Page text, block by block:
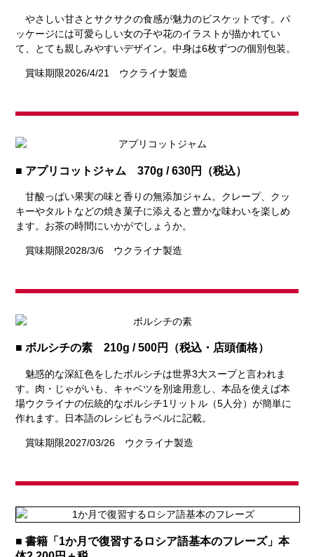
やさしい甘さとサクサクの食感が魅力のビスケットです。パ
ッケージには可愛らしい女の子や花のイラストが描かれてい
て、とても親しみやすいデザイン。中身は6枚ずつの個別包装。
賞味期限2026/4/21 ウクライナ製造
■ アプリコットジャム 370g / 630円（税込）
甘酸っぱい果実の味と香りの無添加ジャム。クレープ、クッ
キーやタルトなどの焼き菓子に添えると豊かな味わいを楽しめ
ます。お茶の時間にいかがでしょうか。
賞味期限2028/3/6 ウクライナ製造
■ ボルシチの素 210g / 500円（税込・店頭価格）
魅惑的な深紅色をしたボルシチは世界3大スープと言われま
す。肉・じゃがいも、キャベツを別途用意し、本品を使えば本
場ウクライナの伝統的なボルシチ1リットル（5人分）が簡単に
作れます。日本語のレシピもラベルに記載。
賞味期限2027/03/26 ウクライナ製造
■ 書籍「1か月で復習するロシア語基本のフレーズ」本